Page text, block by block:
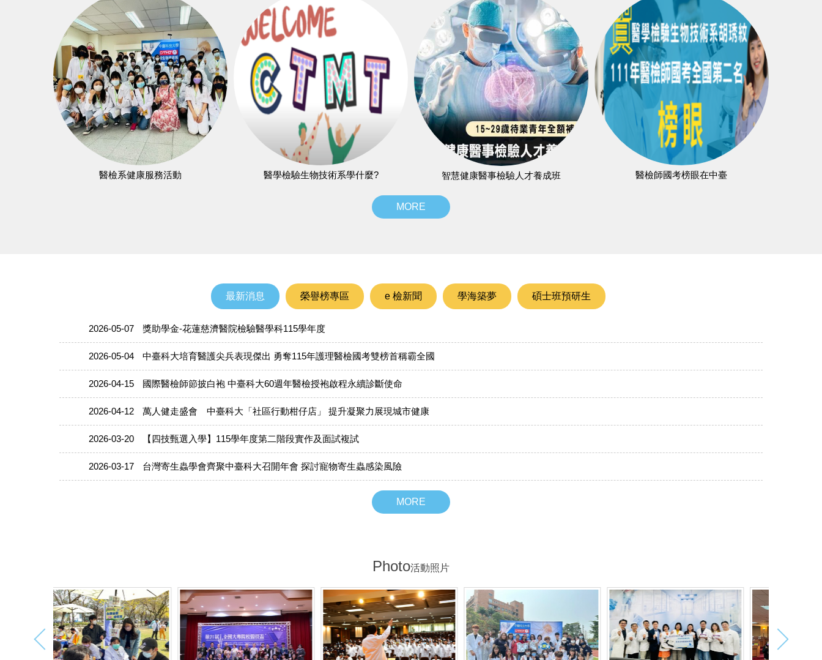
醫檢系健康服務活動 醫學檢驗生物技術系學什麼? 智慧健康醫事檢驗人才養成班 醫檢師國考榜眼在中臺
MORE
最新消息 榮譽榜專區 e 檢新聞 學海築夢 碩士班預研生
2026-05-07 獎助學金-花蓮慈濟醫院檢驗醫學科115學年度
2026-05-04 中臺科大培育醫護尖兵表現傑出 勇奪115年護理醫檢國考雙榜首稱霸全國
2026-04-15 國際醫檢師節披白袍 中臺科大60週年醫檢授袍啟程永續診斷使命
2026-04-12 萬人健走盛會 中臺科大「社區行動柑仔店」 提升凝聚力展現城市健康
2026-03-20 【四技甄選入學】115學年度第二階段實作及面試複試
2026-03-17 台灣寄生蟲學會齊聚中臺科大召開年會 探討寵物寄生蟲感染風險
MORE
Photo活動照片